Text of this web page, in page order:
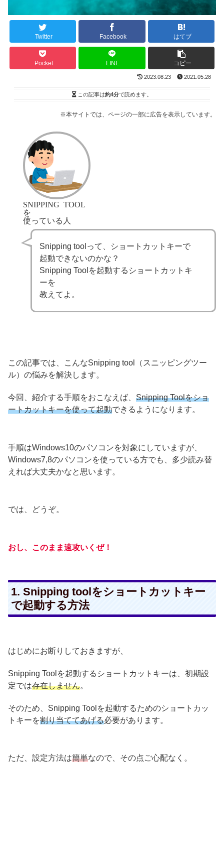
Twitter Facebook はてブ
Pocket LINE コピー
2023.08.23 2021.05.28
この記事は約4分で読めます。
※本サイトでは、ページの一部に広告を表示しています。
SNIPPING TOOL
を
使っている人
Snipping toolって、ショートカットキーで
起動できないのかな？
Snipping Toolを起動するショートカットキ
ーを
教えてよ。
この記事では、こんなSnipping tool（スニッピングツー
ル）の悩みを解決します。
今回、紹介する手順をおこなえば、 Snipping Toolをショ
ートカットキーを使って起動できるようになります。
手順はWindows10のパソコンを対象にしていますが、
Windows7,8のパソコンを使っている方でも、多少読み替
えれば大丈夫かなと思います。
では、どうぞ。
おし、このまま速攻いくぜ！
1. Snipping toolをショートカットキー
で起動する方法
はじめにお断りしておきますが、
Snipping Toolを起動するショートカットキーは、初期設
定では存在しません。
そのため、Snipping Toolを起動するためのショートカッ
トキーを割り当ててあげる必要があります。
ただ、設定方法は簡単なので、その点ご心配なく。